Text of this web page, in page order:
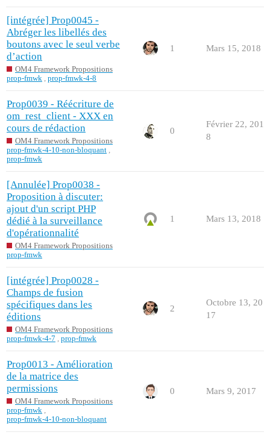
[intégrée] Prop0045 -
Abréger les libellés des
boutons avec le seul verbe
d’action
OM4 Framework Propositions
prop-fmwk ,prop-fmwk-4-8
1 Mars 15, 2018
Prop0039 - Réécriture de
om_rest_client - XXX en
cours de rédaction
OM4 Framework Propositions
prop-fmwk-4-10-non-bloquant ,
prop-fmwk
0
Février 22, 201
8
[Annulée] Prop0038 -
Proposition à discuter:
ajout d'un script PHP
dédié à la surveillance
d'opérationnalité
OM4 Framework Propositions
prop-fmwk
1 Mars 13, 2018
[intégrée] Prop0028 -
Champs de fusion
spécifiques dans les
éditions
OM4 Framework Propositions
prop-fmwk-4-7 ,prop-fmwk
2
Octobre 13, 20
17
Prop0013 - Amélioration
de la matrice des
permissions
OM4 Framework Propositions
prop-fmwk ,
prop-fmwk-4-10-non-bloquant
0 Mars 9, 2017